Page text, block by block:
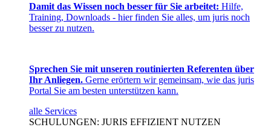
Damit das Wissen noch besser für Sie arbeitet: Hilfe,
Training, Downloads - hier finden Sie alles, um juris noch
besser zu nutzen.
Sprechen Sie mit unseren routinierten Referenten über
Ihr Anliegen. Gerne erörtern wir gemeinsam, wie das juris
Portal Sie am besten unterstützen kann.
alle Services
SCHULUNGEN: JURIS EFFIZIENT NUTZEN